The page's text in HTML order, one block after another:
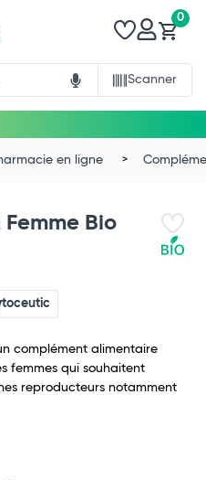
Scanner
0
en ligne
Bio
complément alimentaire
femmes qui souhaitent
reproducteurs notamment